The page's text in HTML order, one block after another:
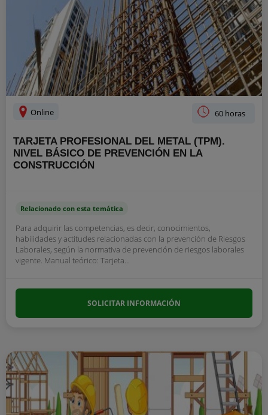
Online 60 horas
TARJETA PROFESIONAL DEL METAL (TPM).
NIVEL BÁSICO DE PREVENCIÓN EN LA
CONSTRUCCIÓN
Relacionado con esta temática
Para adquirir las competencias, es decir, conocimientos,
habilidades y actitudes relacionadas con la prevención de Riesgos
Laborales, según la normativa de prevención de riesgos laborales
vigente. Manual teórico: Tarjeta...
SOLICITAR INFORMACIÓN